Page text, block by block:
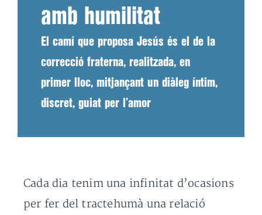
amb humilitat
El camí que proposa Jesús és el de la
correcció fraterna, realitzada, en
primer lloc, mitjançant un diàleg íntim,
discret, guiat per l’amor
Cada dia tenim una infinitat d’ocasions
per fer del tractehumà una relació